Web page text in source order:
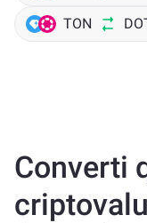
TON
Converti